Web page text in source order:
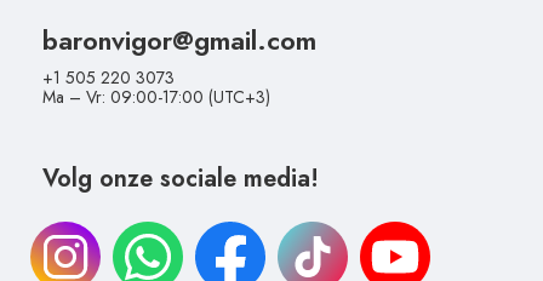
+1 505 220 3073
Ma – Vr: 09:00-17:00 (UTC+3)